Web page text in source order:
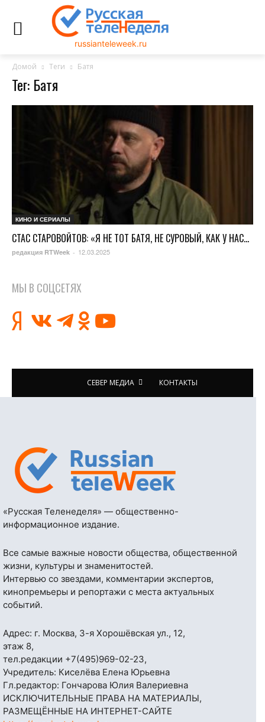
russianteleweek.ru
Домой Теги Батя
Тег: Батя
КИНО И СЕРИАЛЫ
СТАС СТАРОВОЙТОВ: «Я НЕ ТОТ БАТЯ, НЕ СУРОВЫЙ, КАК У НАС...
редакция RTWeek - 12.03.2025
МЫ В СОЦСЕТЯХ
СЕВЕР МЕДИА КОНТАКТЫ
«Русская Теленеделя» — общественно-
информационное издание.
Все самые важные новости общества, общественной
жизни, культуры и знаменитостей.
Интервью со звездами, комментарии экспертов,
кинопремьеры и репортажи с места актуальных
событий.
Адрес: г. Москва, 3-я Хорошёвская ул., 12,
этаж 8,
тел.редакции +7(495)969-02-23,
Учредитель: Киселёва Елена Юрьевна
Гл.редактор: Гончарова Юлия Валериевна
ИСКЛЮЧИТЕЛЬНЫЕ ПРАВА НА МАТЕРИАЛЫ,
РАЗМЕЩЁННЫЕ НА ИНТЕРНЕТ-САЙТЕ